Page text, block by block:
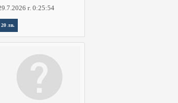
г. 0:25:54
20 лв.